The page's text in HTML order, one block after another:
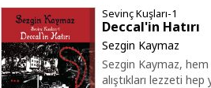
Sevinç Kuşları-1
Deccal'in Hatırı
Sezgin Kaymaz
Sezgin Kaymaz,
alıştıkları lezzeti